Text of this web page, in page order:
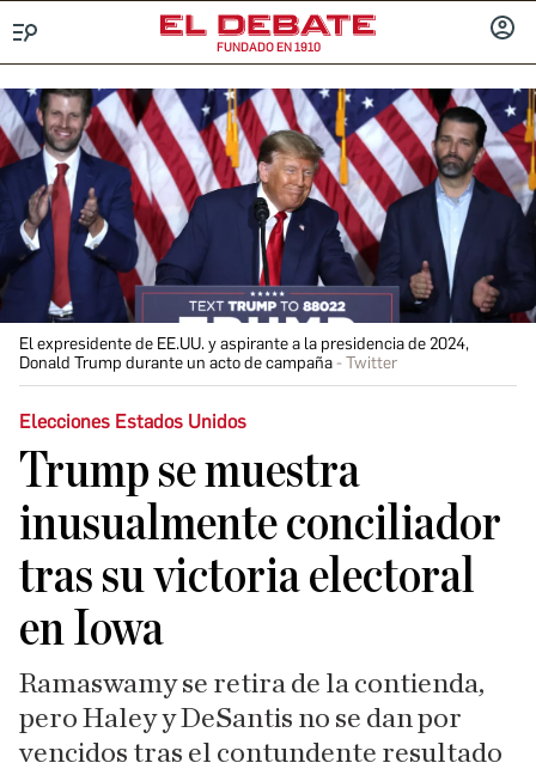
FUNDADO EN 1910
El expresidente de EE.UU. y aspirante a la presidencia de 2024,
Donald Trump durante un acto de campaña
Twitter
Elecciones Estados Unidos
Trump se muestra
inusualmente conciliador
tras su victoria electoral
en Iowa
Ramaswamy se retira de la contienda,
pero Haley y DeSantis no se dan por
vencidos tras el contundente resultado